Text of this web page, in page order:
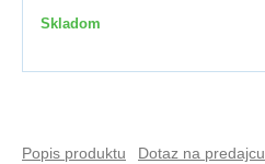
Skladom
Popis produktu
Dotaz na predajcu